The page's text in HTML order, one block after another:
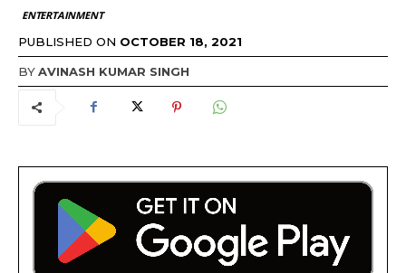
ENTERTAINMENT
PUBLISHED ON OCTOBER 18, 2021
BYAVINASH KUMAR SINGH